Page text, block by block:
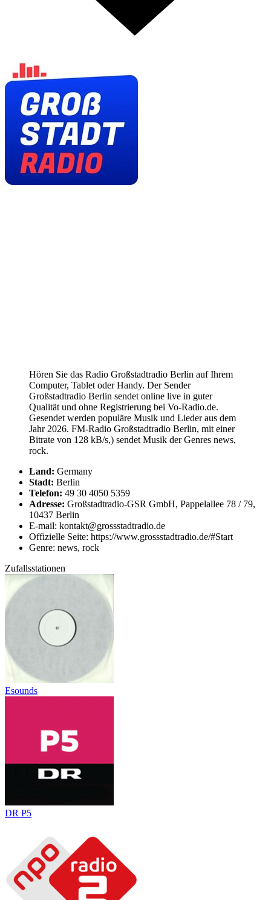
Hören Sie das Radio Großstadtradio Berlin auf Ihrem
Computer, Tablet oder Handy. Der Sender
Großstadtradio Berlin sendet online live in guter
Qualität und ohne Registrierung bei Vo-Radio.de.
Gesendet werden populäre Musik und Lieder aus dem
Jahr 2026. FM-Radio Großstadtradio Berlin, mit einer
Bitrate von 128 kB/s,) sendet Musik der Genres news,
rock.
Land: Germany
Stadt: Berlin
Telefon: 49 30 4050 5359
Adresse: Großstadtradio-GSR GmbH, Pappelallee 78 / 79,
10437 Berlin
E-mail: kontakt@grossstadtradio.de
Offizielle Seite: https://www.grossstadtradio.de/#Start
Genre: news, rock
Zufallsstationen
Esounds
DR P5